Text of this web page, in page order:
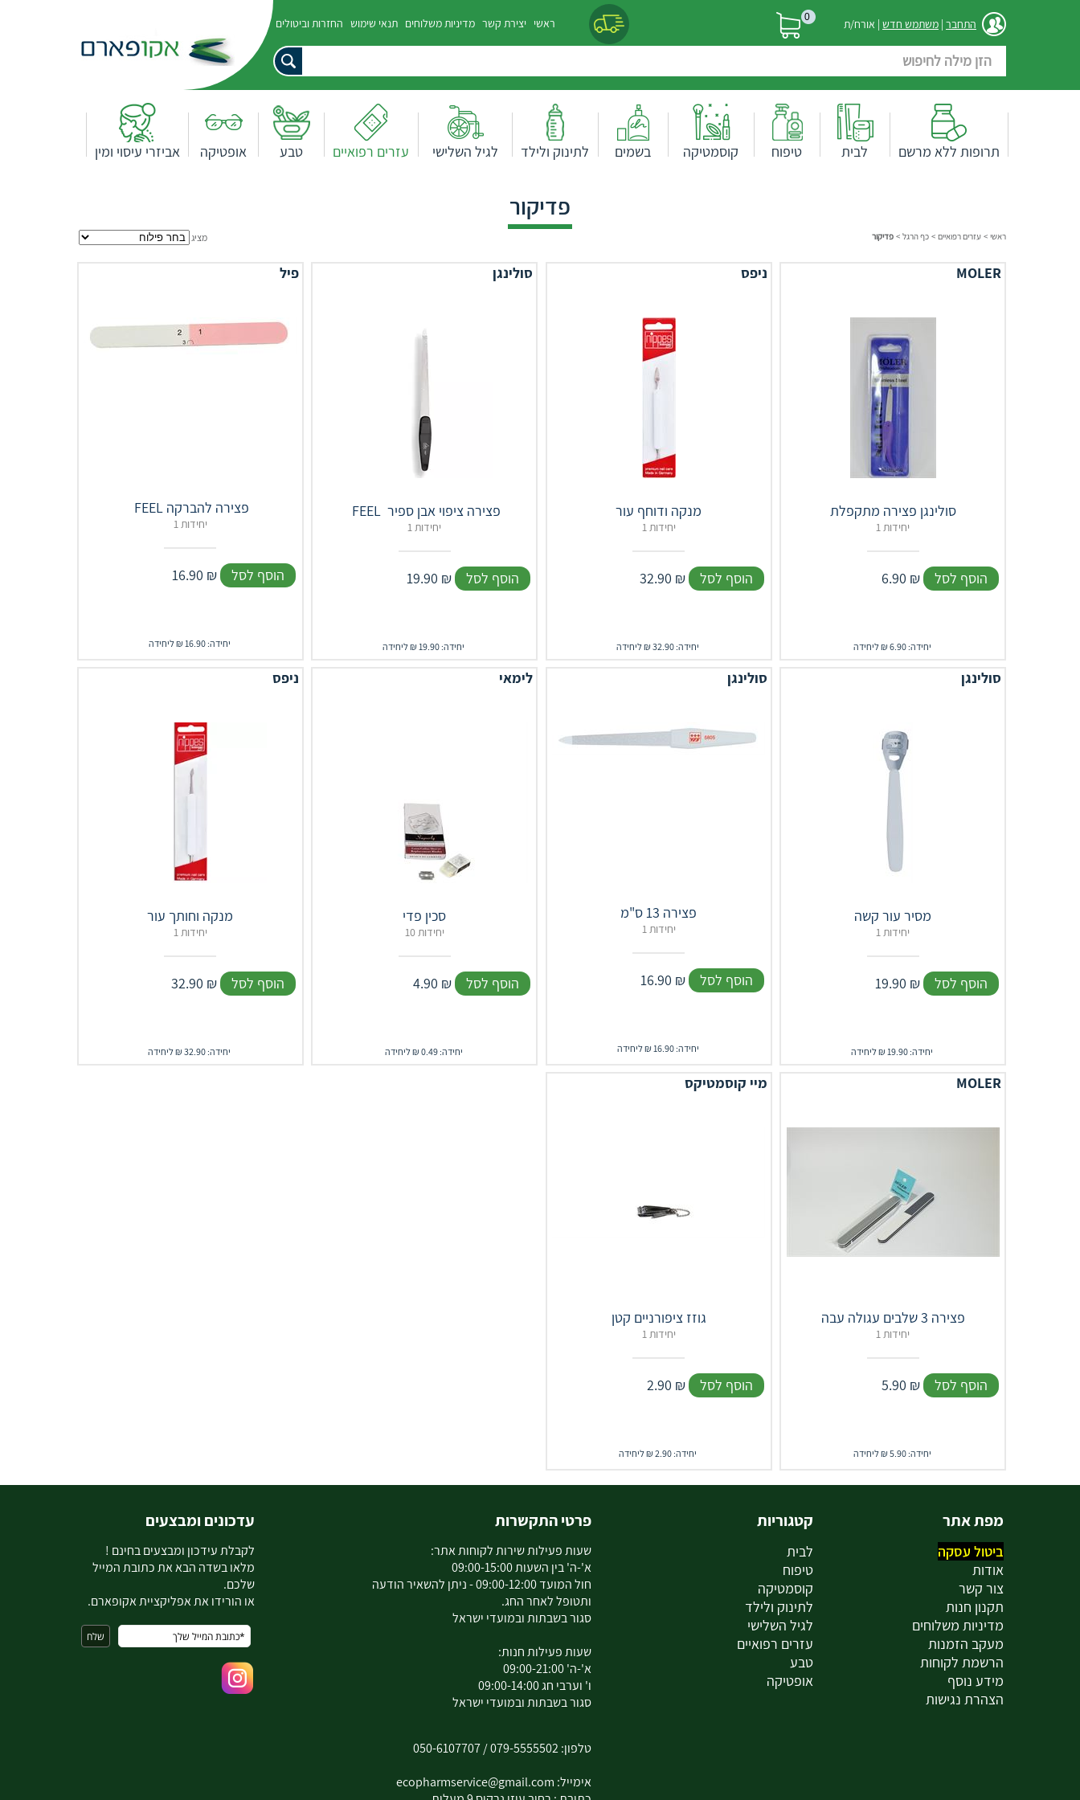
התחבר | משתמש חדש | אורח/ת 0 ראשי יצירת קשר מדיניות משלוחים תנאי שימוש החזרות וביטולים
תרופות ללא מרשם לבית טיפוח קוסמטיקה בשמים לתינוק ולילד לגיל השלישי עזרים רפואיים טבע אופטיקה אביזרי עיסוי ומין
פדיקור
ראשי > עזרים רפואיים > כף הרגל > פדיקור מציג
MOLER
סולינגן פצירה מתקפלת
1 יחידות
6.90 ₪ הוסף לסל
יחידה: 6.90 ₪ ליחידה
ניפס
מנקה ודוחף עור
1 יחידות
32.90 ₪ הוסף לסל
יחידה: 32.90 ₪ ליחידה
סולינגן
‎ FEEL‎ ‎ ‎פצירה ציפוי אבן ספיר
1 יחידות
19.90 ₪ הוסף לסל
יחידה: 19.90 ₪ ליחידה
פיל
‎ FEEL‎ פצירה להברקה
1 יחידות
16.90 ₪ הוסף לסל
יחידה: 16.90 ₪ ליחידה
סולינגן
מסיר עור קשה
1 יחידות
19.90 ₪ הוסף לסל
יחידה: 19.90 ₪ ליחידה
סולינגן
פצירה 13 ס"מ
1 יחידות
16.90 ₪ הוסף לסל
יחידה: 16.90 ₪ ליחידה
לימאי
סכין פדי
10 יחידות
4.90 ₪ הוסף לסל
יחידה: 0.49 ₪ ליחידה
ניפס
מנקה וחותך עור
1 יחידות
32.90 ₪ הוסף לסל
יחידה: 32.90 ₪ ליחידה
MOLER
פצירה 3 שלבים עגולה עבה
1 יחידות
5.90 ₪ הוסף לסל
יחידה: 5.90 ₪ ליחידה
מיי קוסמטיקס
גוזז ציפורניים קטן
1 יחידות
2.90 ₪ הוסף לסל
יחידה: 2.90 ₪ ליחידה
מפת אתר
ביטול עסקה
אודות
צור קשר
תקנון חנות
מדיניות משלוחים
מעקב הזמנות
הרשמת לקוחות
מידע נוסף
הצהרת נגישות
קטגוריות
לבית
טיפוח
קוסמטיקה
לתינוק ולילד
לגיל השלישי
עזרים רפואיים
טבע
אופטיקה
פרטי התקשרות
שעות פעילות שירות לקוחות אתר:
א'-ה' בין השעות 09:00-15:00
חול המועד 09:00-12:00 - ניתן להשאיר הודעה
ותטופל לאחר החג.
סגור בשבתות ובמועדי ישראל
שעות פעילות חנות:
א'-ה' 09:00-21:00
ו' וערבי חג 09:00-14:00
סגור בשבתות ובמועדי ישראל
טלפון:079-5555502
/
050-6107707
אימייל: ecopharmservice@gmail.com
עדכונים ומבצעים
לקבלת עידכון ומבצעים בחינם !
מלאו בשדה הבא את כתובת המייל
שלכם.
או הורידו את אפליקציית אקופארם.